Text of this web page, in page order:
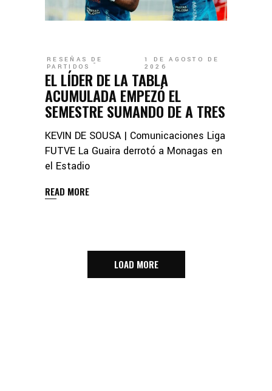
RESEÑAS DE
PARTIDOS
1 DE AGOSTO DE
2026
EL LÍDER DE LA TABLA
ACUMULADA EMPEZÓ EL
SEMESTRE SUMANDO DE A TRES
KEVIN DE SOUSA | Comunicaciones Liga
FUTVE La Guaira derrotó a Monagas en
el Estadio
READ MORE
LOAD MORE